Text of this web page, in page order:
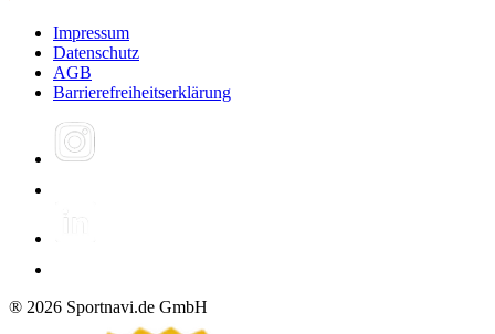
Impressum
Datenschutz
AGB
Barrierefreiheitserklärung
® 2026 Sportnavi.de GmbH